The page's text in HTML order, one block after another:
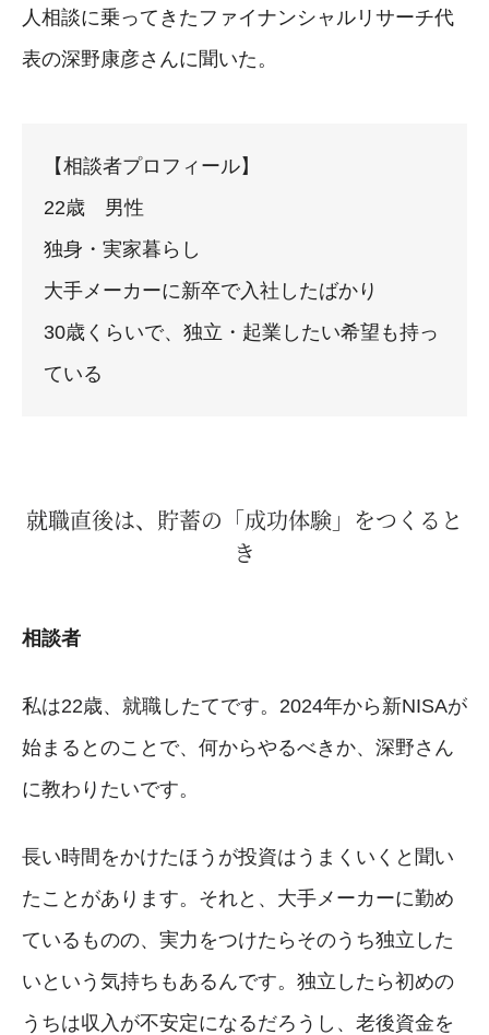
人相談に乗ってきたファイナンシャルリサーチ代
表の深野康彦さんに聞いた。
【相談者プロフィール】
22歳 男性
独身・実家暮らし
大手メーカーに新卒で入社したばかり
30歳くらいで、独立・起業したい希望も持っ
ている
就職直後は、貯蓄の「成功体験」をつくると
き
相談者
私は22歳、就職したてです。2024年から新NISAが
始まるとのことで、何からやるべきか、深野さん
に教わりたいです。
長い時間をかけたほうが投資はうまくいくと聞い
たことがあります。それと、大手メーカーに勤め
ているものの、実力をつけたらそのうち独立した
いという気持ちもあるんです。独立したら初めの
うちは収入が不安定になるだろうし、老後資金を